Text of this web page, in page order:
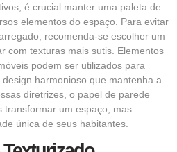
é crucial manter uma paleta de
elementos do espaço. Para evitar
recomenda-se escolher um
com texturas mais sutis. Elementos
podem ser utilizados para
harmonioso que mantenha a
diretrizes, o papel de parede
transformar um espaço, mas
única de seus habitantes.